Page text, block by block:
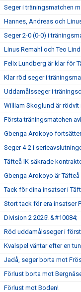
Seger i träningsmatchen
Hannes, Andreas och
Seger 2-0 (0-0) i
Linus Remahl och Teo
Felix Lundberg är klar för
Klar röd seger i
Uddamålsseger i
William Skoglund är rödvit
Första träningsmatchen
Gbenga Arokoyo
Seger 4-2 i
Täfteå IK säkrade
Gbenga Arokoyo är
Tack för dina insatser i
Stort tack för era insatser
Division 2 2025! &#10084;
Röd uddamålsseger i
Kvalspel väntar efter en
Jadå, seger borta mot
Förlust borta mot
Förlust mot Boden!